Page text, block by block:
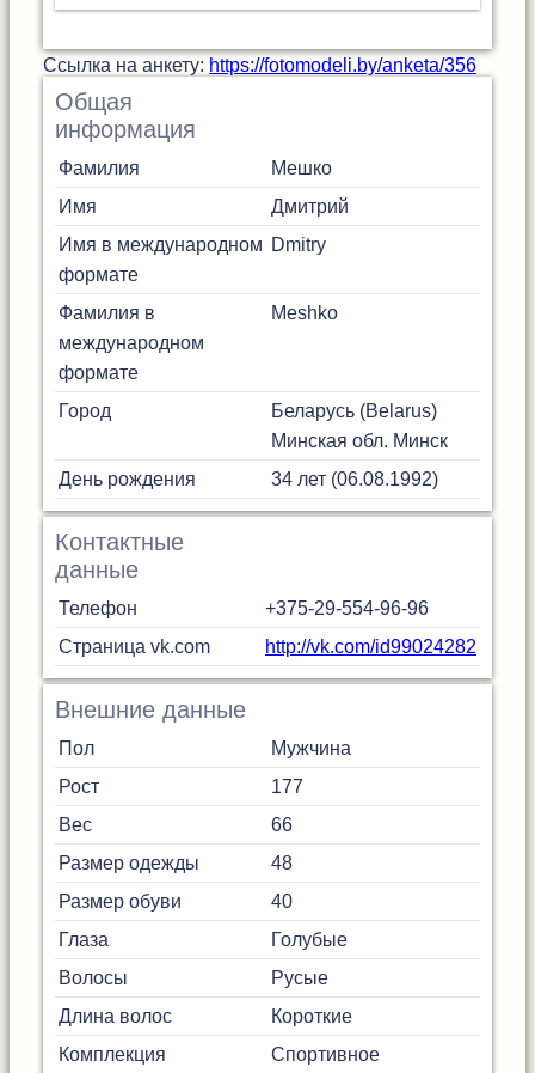
Cсылка на анкету: https://fotomodeli.by/anketa/356
Общая
информация
Фамилия
Мешко
Имя
Дмитрий
Имя в международном
формате
Dmitry
Фамилия в
международном
формате
Meshko
Город
Беларусь (Belarus)
Минская обл. Минск
День рождения
34 лет (06.08.1992)
Контактные
данные
Телефон
+375-29-554-96-96
Страница vk.com
http://vk.com/id99024282
Внешние данные
Пол
Мужчина
Рост
177
Вес
66
Размер одежды
48
Размер обуви
40
Глаза
Голубые
Волосы
Русые
Длина волос
Короткие
Комплекция
Спортивное